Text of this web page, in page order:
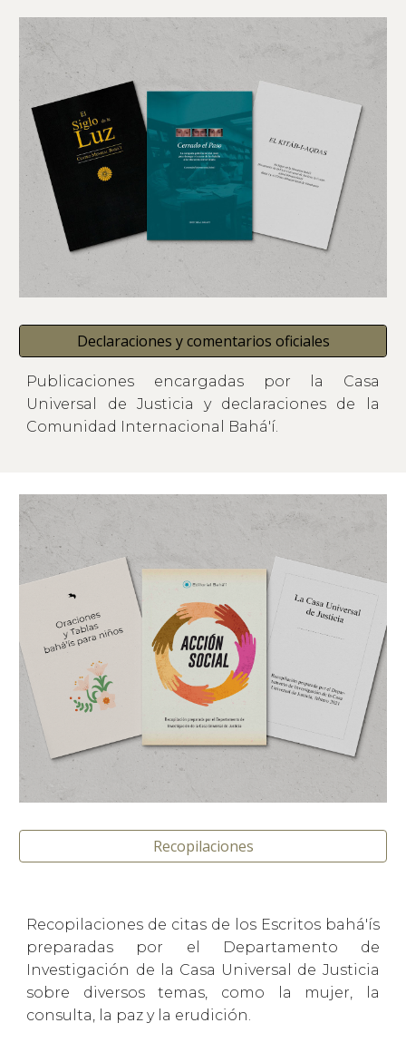
Declaraciones y comentarios oficiales
Publicaciones encargadas por la Casa
Universal de Justicia y declaraciones de la
Comunidad Internacional Bahá'í.
Recopilaciones
Recopilaciones de citas de los Escritos bahá'ís
preparadas por el Departamento de
Investigación de la Casa Universal de Justicia
sobre diversos temas, como la mujer, la
consulta, la paz y la erudición.